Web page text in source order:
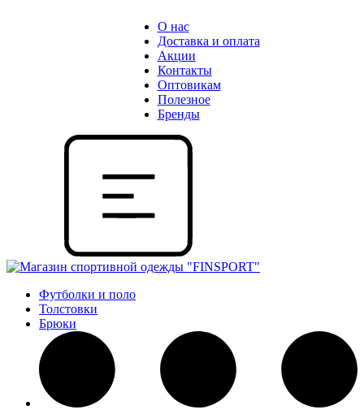
О нас
Доставка и оплата
Акции
Контакты
Оптовикам
Полезное
Бренды
Футболки и поло
Толстовки
Брюки